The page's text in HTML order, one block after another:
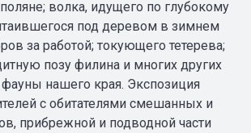
волка, идущего по глубокому
под деревом в зимнем
за работой; токующего тетерева;
позу филина и многих других
фауны нашего края. Экспозиция
с обитателями смешанных и
прибрежной и подводной части